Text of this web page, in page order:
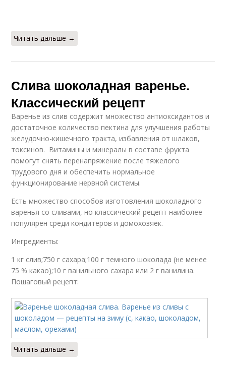
Читать дальше →
Слива шоколадная варенье.
Классический рецепт
Варенье из слив содержит множество антиоксидантов и
достаточное количество пектина для улучшения работы
желудочно-кишечного тракта, избавления от шлаков,
токсинов. Витамины и минералы в составе фрукта
помогут снять перенапряжение после тяжелого
трудового дня и обеспечить нормальное
функционирование нервной системы.
Есть множество способов изготовления шоколадного
варенья со сливами, но классический рецепт наиболее
популярен среди кондитеров и домохозяек.
Ингредиенты:
1 кг слив;750 г сахара;100 г темного шоколада (не менее
75 % какао);10 г ванильного сахара или 2 г ванилина.
Пошаговый рецепт:
Читать дальше →